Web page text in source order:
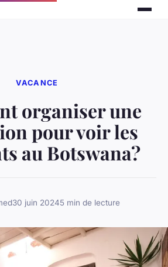
VACANCE
organiser une
pour voir les
au Botswana?
30 juin 20245 min de lecture